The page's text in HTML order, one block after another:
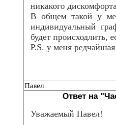
никакого
В общем такой у
индивидуальный
будет происходлить,
P.S. у меня
Павел
Ответ на
Уважаемый Павел!